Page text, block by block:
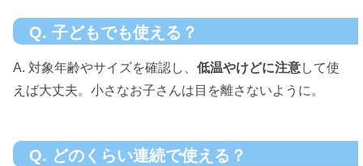
Q. 子どもでも使える？
A. 対象年齢やサイズを確認し、 低温やけどに注意して使
えば大丈夫。小さなお子さんは目を離さないように。
Q. どのくらい連続で使える？